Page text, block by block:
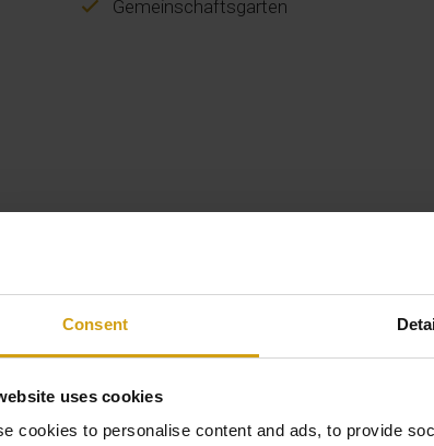
Consent
uses cookies
cookies to personalise content and ads, to provide
Gemeinschaftsgarten
507158-A5